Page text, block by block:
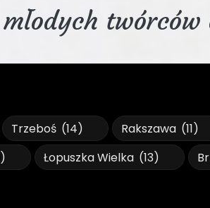
Trzeboś (14) Rakszawa (11)
Łopuszka Wielka (13)